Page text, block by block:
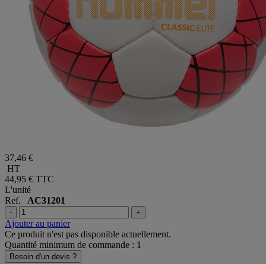
37,46 €
HT
44,95 € TTC
L'unité
Ref. AC31201
- +
Ajouter au panier
Ce produit n'est pas disponible actuellement.
Quantité minimum de commande : 1
Besoin d'un devis ?